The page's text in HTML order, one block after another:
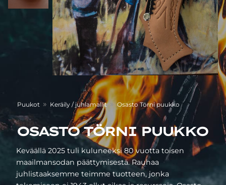
Puukot » Keräily / juhlamallit»Osasto Törni puukko
OSASTO TÖRNI PUUKKO
Keväällä 2025 tuli kuluneeksi 80 vuotta toisen
maailmansodan päättymisestä. Rauhaa
juhlistaaksemme teimme tuotteen, jonka